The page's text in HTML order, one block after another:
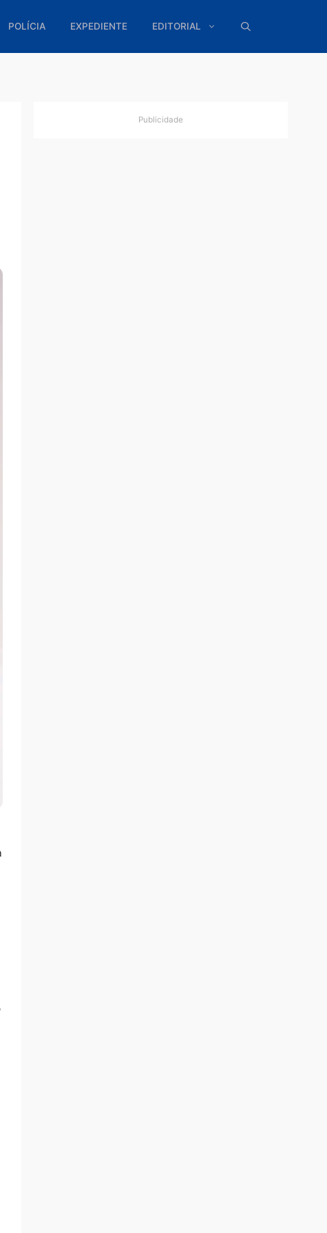
POLÍTICA POLÍCIA EXPEDIENTE EDITORIAL
entre
e tem
que busca
senador
após
altos
ser